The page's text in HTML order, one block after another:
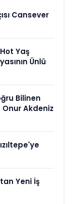
Cansever
Yaş
Ünlü
Bilinen
Akdeniz
Yeni İş